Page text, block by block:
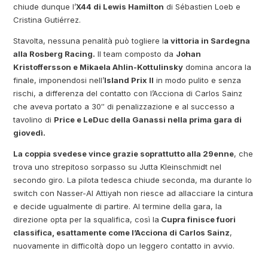
chiude dunque l’X44 di Lewis Hamilton di Sébastien Loeb e
Cristina Gutiérrez.
Stavolta, nessuna penalità può togliere la vittoria in Sardegna
alla Rosberg Racing. Il team composto da Johan
Kristoffersson e Mikaela Ahlin-Kottulinsky domina ancora la
finale, imponendosi nell’Island Prix II in modo pulito e senza
rischi, a differenza del contatto con l’Acciona di Carlos Sainz
che aveva portato a 30″ di penalizzazione e al successo a
tavolino di Price e LeDuc della Ganassi nella prima gara di
giovedì.
La coppia svedese vince grazie soprattutto alla 29enne, che
trova uno strepitoso sorpasso su Jutta Kleinschmidt nel
secondo giro. La pilota tedesca chiude seconda, ma durante lo
switch con Nasser-Al Attiyah non riesce ad allacciare la cintura
e decide ugualmente di partire. Al termine della gara, la
direzione opta per la squalifica, così la Cupra finisce fuori
classifica, esattamente come l’Acciona di Carlos Sainz,
nuovamente in difficoltà dopo un leggero contatto in avvio.